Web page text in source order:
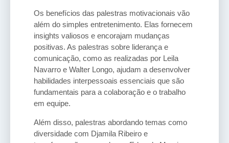
Os benefícios das palestras motivacionais vão
além do simples entretenimento. Elas fornecem
insights valiosos e encorajam mudanças
positivas. As palestras sobre liderança e
comunicação, como as realizadas por Leila
Navarro e Walter Longo, ajudam a desenvolver
habilidades interpessoais essenciais que são
fundamentais para a colaboração e o trabalho
em equipe.
Além disso, palestras abordando temas como
diversidade com Djamila Ribeiro e